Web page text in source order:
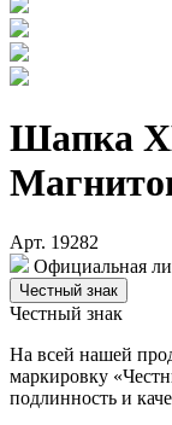
Шапка
Арт. 19282
Официальная
Честный знак
Честный знак
На всей нашей
маркировку
подлинность и